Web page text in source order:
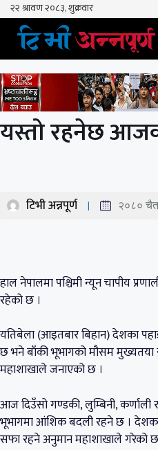
Skip
content
यस्तो रहनेछ
टिभी अन्नपूर्ण २०८०
हाल नेपालमा पश्चिमी न्यून चापीय
रहेको छ ।
यतिबेला (आइतबार बिहान) देशका
छ भने बाँकी भूभागको मौसम मुख्यतया
महाशाखाले जनाएको छ ।
आज दिउँसो गण्डकी, लुम्बिनी, कर्णाली
भूभागमा आंशिक बदली रहने छ ।
सफा रहने अनुमान महाशाखाले गरेको